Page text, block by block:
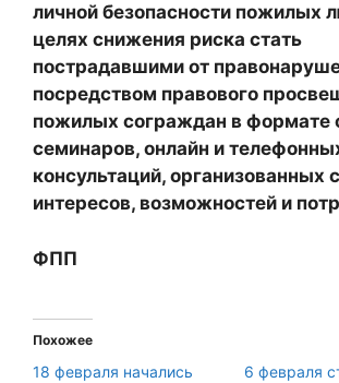
личной безопасности пожилых
целях снижения риска стать
пострадавшими от
посредством правового
пожилых сограждан в формате
семинаров, онлайн и
консультаций, организованных
интересов, возможностей и
ФПП
Похожее
18 февраля начались
6 февраля